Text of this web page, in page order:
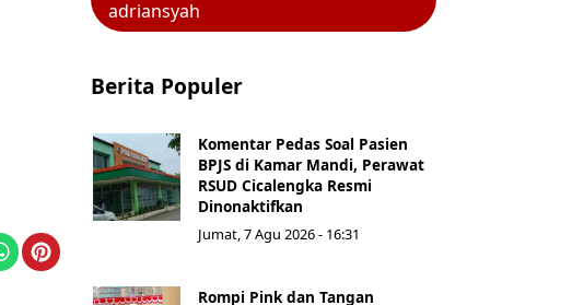
adriansyah
Berita Populer
Komentar Pedas Soal Pasien
BPJS di Kamar Mandi, Perawat
RSUD Cicalengka Resmi
Dinonaktifkan
Jumat, 7 Agu 2026 - 16:31
Rompi Pink dan Tangan